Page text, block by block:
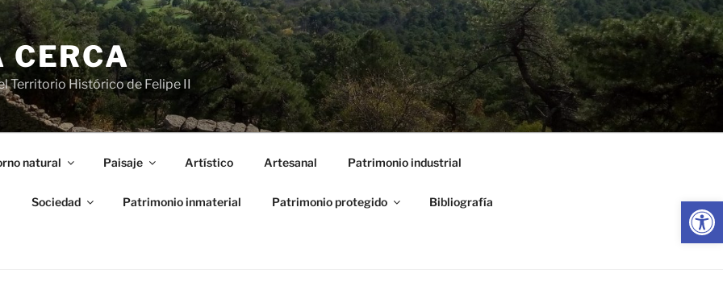
Abrir
CERCA
Territorio Histórico de Felipe II
natural Paisaje Artístico Artesanal Patrimonio industrial
Sociedad Patrimonio inmaterial Patrimonio protegido Bibliografía